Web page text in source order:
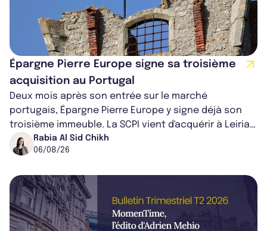
Épargne Pierre Europe signe sa troisième
acquisition au Portugal
Deux mois après son entrée sur le marché
portugais, Épargne Pierre Europe y signe déjà son
troisième immeuble. La SCPI vient d'acquérir à Leiria,
dans le centre du pays, un établis...
Rabia Al Sid Chikh
06/08/26